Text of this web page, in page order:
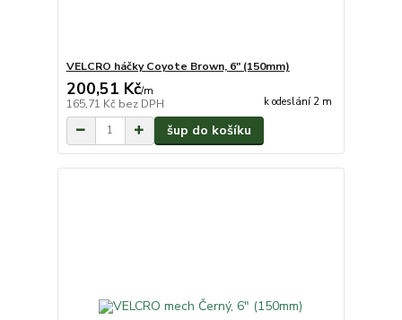
VELCRO háčky Coyote Brown, 6" (150mm)
200,51 Kč/m
165,71 Kč bez DPH k odeslání 2 m
šup do košíku